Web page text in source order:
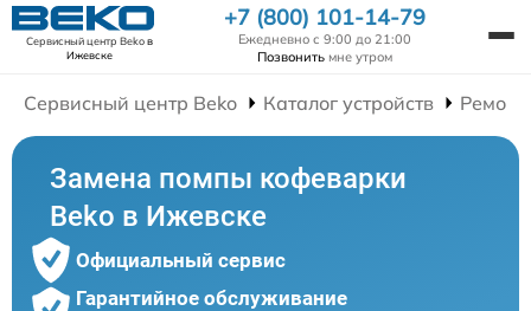
Сервисный центр Bekoв
Ижевске
+7 (800) 101-14-79
Ежедневно с 9:00 до 21:00
Позвонить мне утром
Сервисный центр Beko Каталог устройств
Замена помпы кофеварки
Beko в Ижевске
Официальный сервис
Гарантийное обслуживание